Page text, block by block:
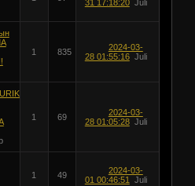
31 17:18:20 Juli
1 835
2024-03-
28 01:55:16 Juli
1 69
2024-03-
28 01:05:28 Juli
1
49
2024-03-
01 00:46:51
Juli